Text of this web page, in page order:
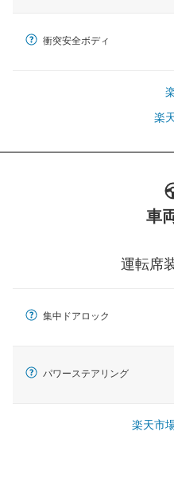
衝突安全ボディ
楽
車
運転席
集中ドアロック
パワーステアリング
楽天市